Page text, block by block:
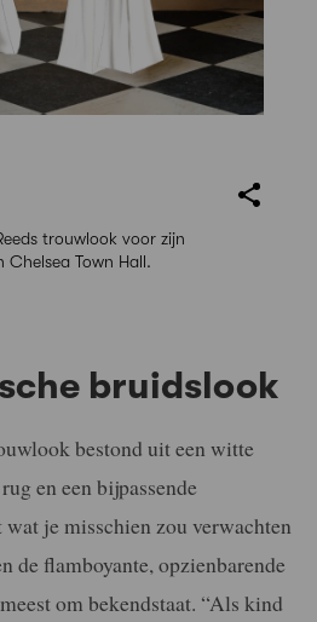
trouwlook voor zijn
Chelsea Town Hall.
bruidslook
bestond uit een witte
en een bijpassende
je misschien zou verwachten
de flamboyante, opzienbarende
om bekendstaat. “Als kind